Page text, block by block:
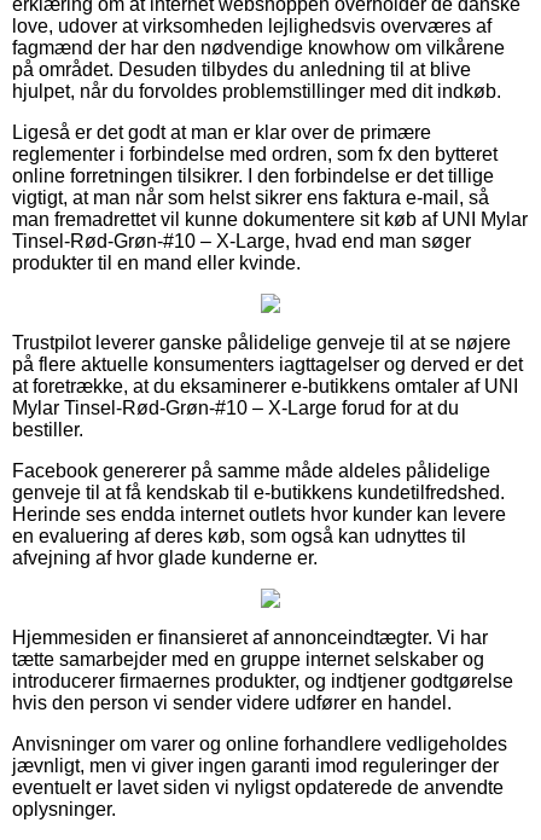
love, udover at virksomheden lejlighedsvis overværes af
fagmænd der har den nødvendige knowhow om vilkårene
på området. Desuden tilbydes du anledning til at blive
hjulpet, når du forvoldes problemstillinger med dit indkøb.
Ligeså er det godt at man er klar over de primære
reglementer i forbindelse med ordren, som fx den bytteret
online forretningen tilsikrer. I den forbindelse er det tillige
vigtigt, at man når som helst sikrer ens faktura e-mail, så
man fremadrettet vil kunne dokumentere sit køb af UNI Mylar
Tinsel-Rød-Grøn-#10 – X-Large, hvad end man søger
produkter til en mand eller kvinde.
Trustpilot leverer ganske pålidelige genveje til at se nøjere
på flere aktuelle konsumenters iagttagelser og derved er det
at foretrække, at du eksaminerer e-butikkens omtaler af UNI
Mylar Tinsel-Rød-Grøn-#10 – X-Large forud for at du
bestiller.
Facebook genererer på samme måde aldeles pålidelige
genveje til at få kendskab til e-butikkens kundetilfredshed.
Herinde ses endda internet outlets hvor kunder kan levere
en evaluering af deres køb, som også kan udnyttes til
afvejning af hvor glade kunderne er.
Hjemmesiden er finansieret af annonceindtægter. Vi har
tætte samarbejder med en gruppe internet selskaber og
introducerer firmaernes produkter, og indtjener godtgørelse
hvis den person vi sender videre udfører en handel.
Anvisninger om varer og online forhandlere vedligeholdes
jævnligt, men vi giver ingen garanti imod reguleringer der
eventuelt er lavet siden vi nyligst opdaterede de anvendte
oplysninger.